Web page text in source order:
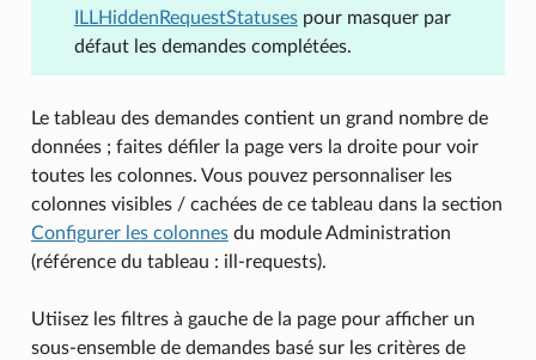
ILLHiddenRequestStatusespour masquer par
défaut les demandes complétées.
Le tableau des demandes contient un grand nombre de
données ; faites défiler la page vers la droite pour voir
toutes les colonnes. Vous pouvez personnaliser les
colonnes visibles / cachées de ce tableau dans la section
Configurer les colonnesdu module Administration
(référence du tableau : ill-requests).
Utiisez les filtres à gauche de la page pour afficher un
sous-ensemble de demandes basé sur les critères de